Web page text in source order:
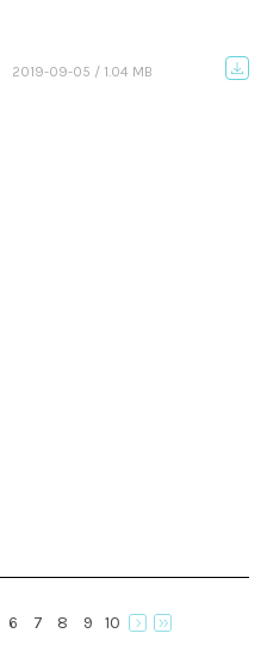
2019-09-05 / 1.04 MB
6 7 8 9 10